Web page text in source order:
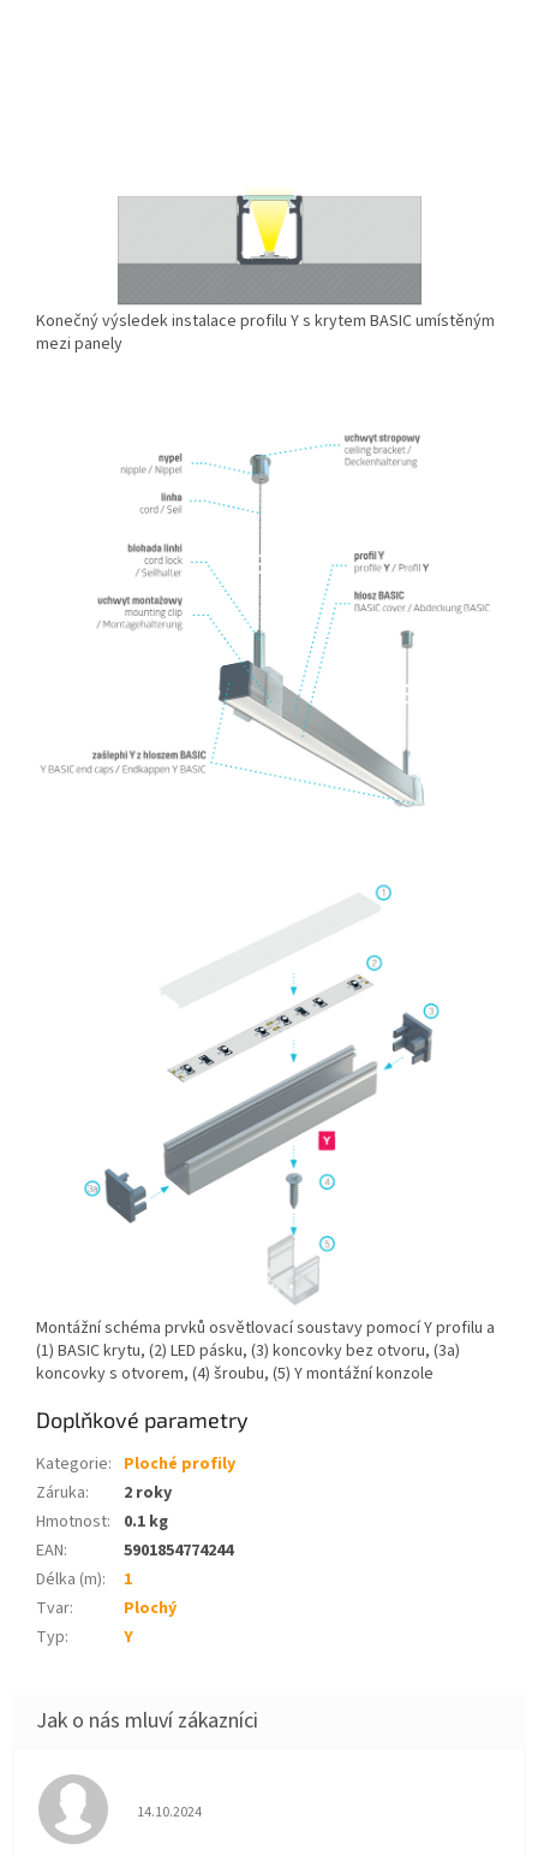
Konečný výsledek instalace profilu Y s krytem BASIC umístěným
mezi panely
Montážní schéma prvků osvětlovací soustavy pomocí Y profilu a
(1) BASIC krytu, (2) LED pásku, (3) koncovky bez otvoru, (3a)
koncovky s otvorem, (4) šroubu, (5) Y montážní konzole
Doplňkové parametry
Kategorie: Ploché profily
Záruka:
2 roky
Hmotnost:
0.1 kg
EAN:
5901854774244
Délka (m):
1
Tvar:
Plochý
Typ: Y
Hodnocení obchodu je 5 z 5 hvězdiček.
14.10.2024